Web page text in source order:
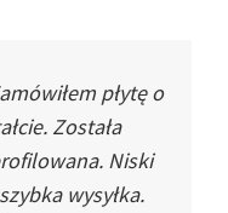
płytę o
Została
Niski
wysyłka.